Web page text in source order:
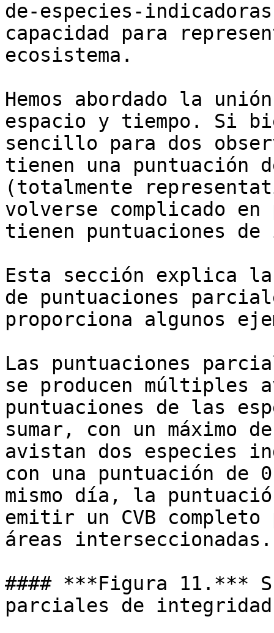
de-especies-
capacidad para
ecosistema.
Hemos abordado la
espacio y tiempo. Si
sencillo para dos
tienen una puntuación
(totalmente
volverse complicado en
tienen puntuaciones
Esta sección explica
de puntuaciones
proporciona algunos
Las puntuaciones
se producen múltiples
puntuaciones de las
sumar, con un máximo
avistan dos especies
con una puntuación de
mismo día, la
emitir un CVB
áreas interseccionadas.
#### ***Figura 11.***
parciales de integridad